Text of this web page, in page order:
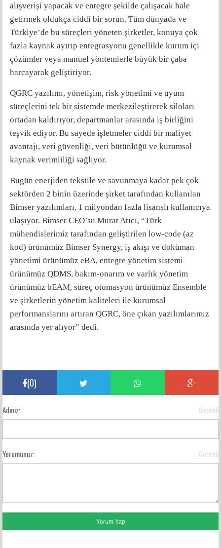
alışverişi yapacak ve entegre şekilde çalışacak hale
getirmek oldukça ciddi bir sorun. Tüm dünyada ve
Türkiye’de bu süreçleri yöneten şirketler, konuya çok
fazla kaynak ayırıp entegrasyonu genellikle kurum içi
çözümler veya manuel yöntemlerle büyük bir çaba
harcayarak geliştiriyor.
QGRC yazılımı, yönetişim, risk yönetimi ve uyum
süreçlerini tek bir sistemde merkezileştirerek siloları
ortadan kaldırıyor, departmanlar arasında iş birliğini
teşvik ediyor. Bu sayede işletmeler ciddi bir maliyet
avantajı, veri güvenliği, veri bütünlüğü ve kurumsal
kaynak verimliliği sağlıyor.
Bugün enerjiden tekstile ve savunmaya kadar pek çok
sektörden 2 binin üzerinde şirket tarafından kullanılan
Bimser yazılımları, 1 milyondan fazla lisanslı kullanıcıya
ulaşıyor. Bimser CEO’su Murat Atıcı, “Türk
mühendislerimiz tarafından geliştirilen low-code (az
kod) ürünümüz Bimser Synergy, iş akışı ve doküman
yönetimi ürünümüz eBA, entegre yönetim sistemi
ürünümüz QDMS, bakım-onarım ve varlık yönetim
ürünümüz bEAM, süreç otomasyon ürünümüz Ensemble
ve şirketlerin yönetim kaliteleri ile kurumsal
performanslarını artıran QGRC, öne çıkan yazılımlarımız
arasında yer alıyor” dedi.
(0)
Adınız: Gerekli
Yorumunuz: Gerekli